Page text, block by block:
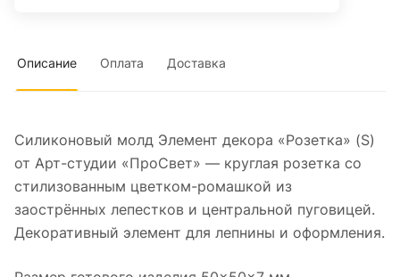
Описание Оплата Доставка
Силиконовый молд Элемент декора «Розетка» (S)
от Арт-студии «ПроСвет» — круглая розетка со
стилизованным цветком-ромашкой из
заострённых лепестков и центральной пуговицей.
Декоративный элемент для лепнины и оформления.